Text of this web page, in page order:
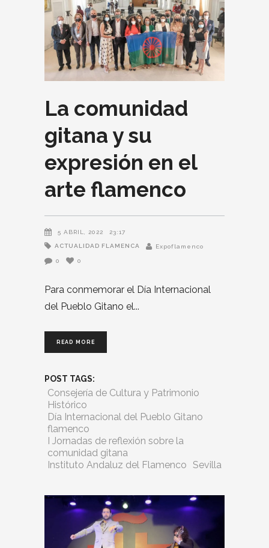
La comunidad
gitana y su
expresión en el
arte flamenco
5 ABRIL, 2022 23:17
ACTUALIDAD FLAMENCA Expoflamenco
0 0
Para conmemorar el Día Internacional
del Pueblo Gitano el
READ MORE
POST TAGS:
Consejería de Cultura y Patrimonio
Histórico
Día Internacional del Pueblo Gitano
flamenco
I Jornadas de reflexión sobre la
comunidad gitana
Instituto Andaluz del Flamenco Sevilla